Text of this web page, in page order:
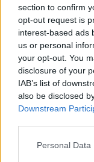
section to confirm
opt-out request is
interest-based ads
us or personal
your opt-out. You
disclosure of your
IAB’s list of
also be disclosed
Downstream
Please note that
Personal